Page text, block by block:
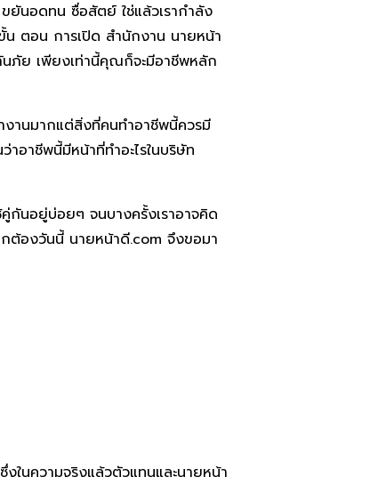
ยันอดทน ซื่อสัตย์ ใช่แล้วเรากำลัง
น ตอน การเปิด สำนักงาน นายหน้า
นภัย เพียงเท่านี้คุณก็จะมีอาชีพหลัก
งานมากแต่สิ่งที่คนทำอาชีพนี้ควรมี
อาชีพนี้มีหน้าที่ทำอะไรในบริษัท
กันอยู่บ่อยๆ จนบางครั้งเราอาจคิด
ต้องวันนี้ นายหน้าดี.com จึงขอมา
ซึ่งในความจริงแล้วตัวแทนและนายหน้า